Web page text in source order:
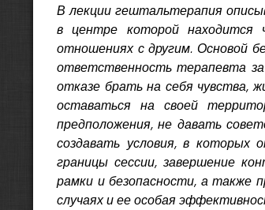
В лекции гештальтерапия
в центре которой находится
отношениях с другим. Основой
ответственность терапевта за
отказе брать на себя чувства,
оставаться на своей
предположения, не давать
создавать условия, в
границы сессии, завершение
рамки и безопасности, а также
случаях и ее особая